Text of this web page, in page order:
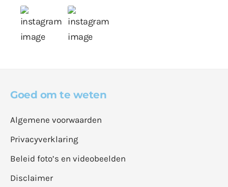
Goed om te weten
Algemene voorwaarden
Privacyverklaring
Beleid foto’s en videobeelden
Disclaimer